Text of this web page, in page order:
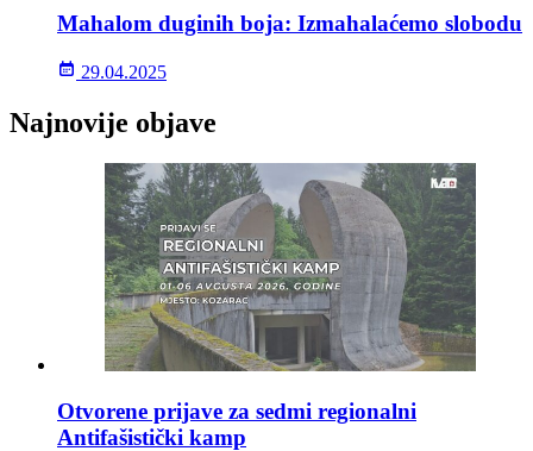
Mahalom duginih boja: Izmahalaćemo slobodu
29.04.2025
Najnovije objave
Otvorene prijave za sedmi regionalni
Antifašistički kamp